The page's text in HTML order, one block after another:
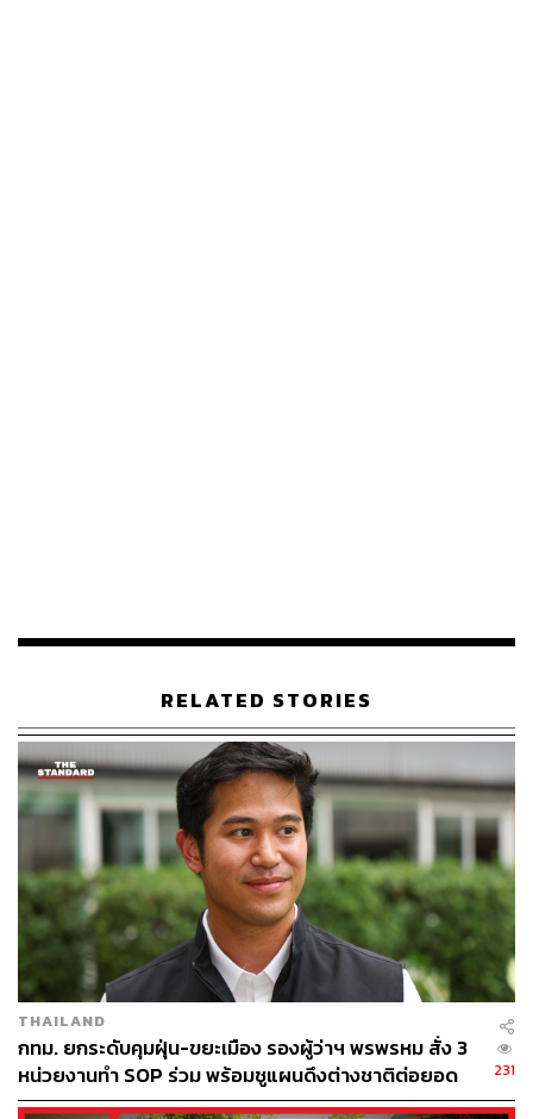
อากาศด้วย
โดยประชาชนสามารถติดตามสถานการณ์คุณภาพอากาศ
แบบเรียลไทม์ได้ทางเว็บไซต์ AirVisual หรือทางแอปพลิเคชัน
AirVisual ทั้งในระบบ Android และ iOS เพื่อตรวจสอบ
สถานการณ์ฝุ่นบริเวณนั้นๆ
พิสูจน์อักษร: ภาสิณี เพิ่มพันธุ์พงศ์
TAGS: PM2.5 สถานการณ์ฝุ่น PM2.5
RELATED STORIES
THAILAND
กทม. ยกระดับคุมฝุ่น-ขยะเมือง รองผู้ว่าฯ พรพรหม สั่ง 3
หน่วยงานทำ SOP ร่วม พร้อมชูแผนดึงต่างชาติต่อยอด
‘Friends of Bangkok’
231